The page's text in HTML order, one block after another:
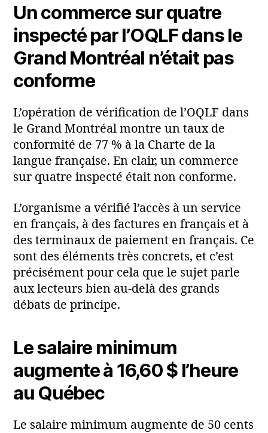
Un commerce sur quatre
inspecté par l’OQLF dans le
Grand Montréal n’était pas
conforme
L’opération de vérification de l’OQLF dans
le Grand Montréal montre un taux de
conformité de 77 % à la Charte de la
langue française. En clair, un commerce
sur quatre inspecté était non conforme.
L’organisme a vérifié l’accès à un service
en français, à des factures en français et à
des terminaux de paiement en français. Ce
sont des éléments très concrets, et c’est
précisément pour cela que le sujet parle
aux lecteurs bien au-delà des grands
débats de principe.
Le salaire minimum
augmente à 16,60 $ l’heure
au Québec
Le salaire minimum augmente de 50 cents